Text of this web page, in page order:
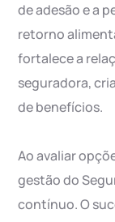
de adesão e a
retorno
fortalece a
seguradora,
de benefícios.
Ao avaliar
gestão do
contínuo. O